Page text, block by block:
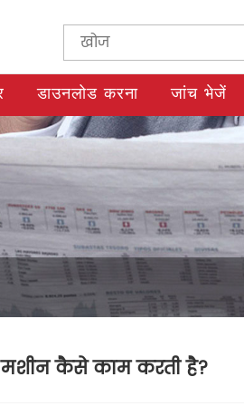
डाउनलोड करना जांच भेजें
कैसे काम करती है?